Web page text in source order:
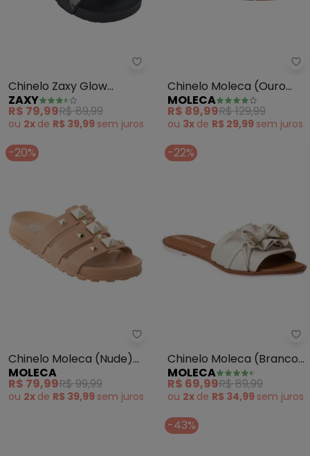
Zaxy - Chinelo Zaxy Glow
Chinelo Zaxy Glow
(Preto)
ZAXY
R$ 79,99R$ 89,99
ou 2x de R$ 39,99 sem juros
Chinelo Moleca (Ouro
Rosado) em Sintético
MOLECA
R$ 89,99R$ 129,99
ou 3x de R$ 29,99 sem juros
-20%
Moleca - Chinelo Moleca
Chinelo Moleca (Nude)
em Sintético
MOLECA
R$ 79,99R$ 99,99
ou 2x de R$ 39,99 sem juros
-22%
Chinelo Moleca (Branco)
em Sisntético
MOLECA
R$ 69,99R$ 89,99
ou 2x de R$ 34,99 sem juros
-43%